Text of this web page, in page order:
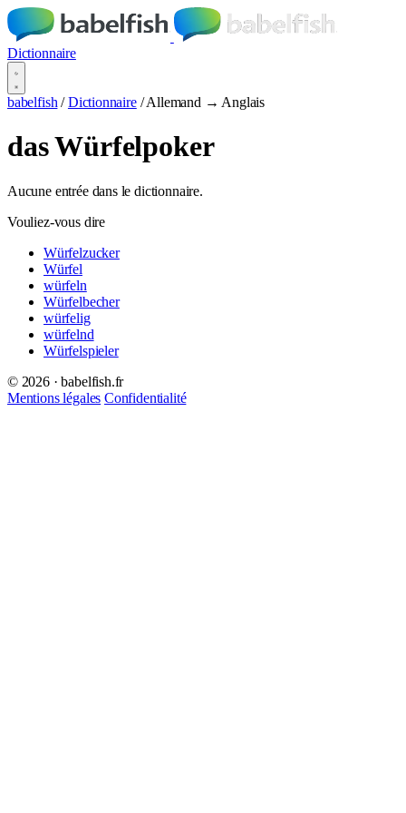
Dictionnaire
babelfish / Dictionnaire / Allemand → Anglais
das Würfelpoker
Aucune entrée dans le dictionnaire.
Vouliez-vous dire
Würfelzucker
Würfel
würfeln
Würfelbecher
würfelig
würfelnd
Würfelspieler
© 2026 · babelfish.fr
Mentions légales Confidentialité